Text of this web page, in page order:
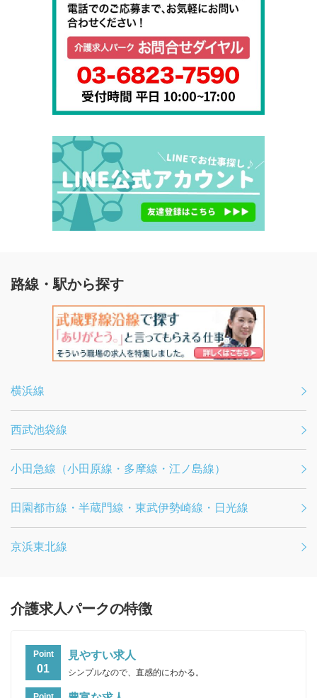
路線・駅から探す
横浜線
西武池袋線
小田急線（小田原線・多摩線・江ノ島線）
田園都市線・半蔵門線・東武伊勢崎線・日光線
京浜東北線
介護求人パークの特徴
Point
01
見やすい求人
シンプルなので、直感的にわかる。